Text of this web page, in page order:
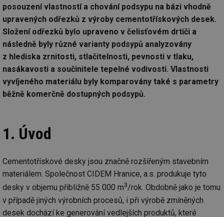
posouzení vlastností a chování podsypu na bázi vhodně
upravených odřezků z výroby cementotřískových desek.
Složení odřezků bylo upraveno v čelisťovém drtiči a
následně byly různé varianty podsypů analyzovány
z hlediska zrnitosti, stlačitelnosti, pevnosti v tlaku,
nasákavosti a součinitele tepelné vodivosti. Vlastnosti
vyvíjeného materiálu byly komparovány také s parametry
běžně komerčně dostupných podsypů.
1. Úvod
Cementotřískové desky jsou značně rozšířeným stavebním
materiálem. Společnost CIDEM Hranice, a.s. produkuje tyto
desky v objemu přibližně 55 000 m3/rok. Obdobně jako je tomu
v případě jiných výrobních procesů, i při výrobě zmíněných
desek dochází ke generování vedlejších produktů, které